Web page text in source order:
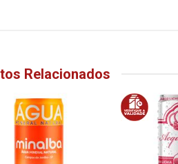
Relacionados